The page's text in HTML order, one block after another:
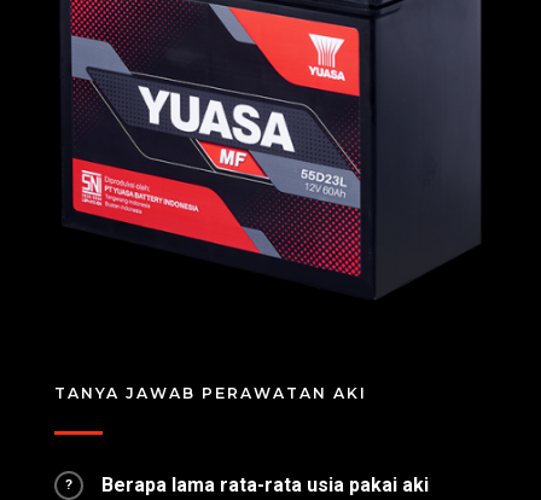
TANYA JAWAB PERAWATAN AKI
?
Berapa lama rata-rata usia pakai aki